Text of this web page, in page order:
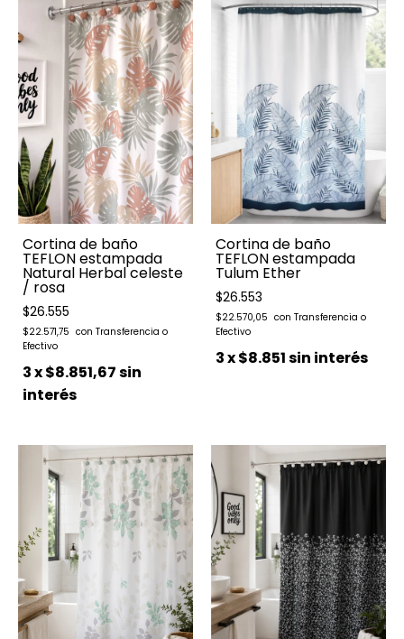
Cortina de baño
TEFLON estampada
Natural Herbal celeste
/ rosa
$26.555
$22.571,75
3x$8.851,67sin
interés
Cortina de baño
TEFLON estampada
Tulum Ether
$26.553
$22.570,05
3x$8.851sin interés